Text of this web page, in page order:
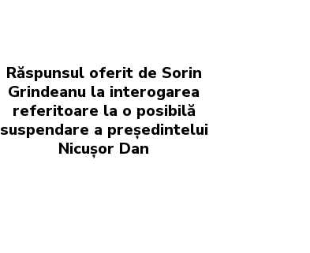
Răspunsul oferit de Sorin
Grindeanu la interogarea
referitoare la o posibilă
suspendare a președintelui
Nicușor Dan